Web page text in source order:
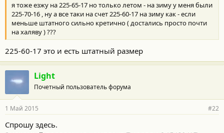
и
:
я тоже езжу на 225-65-17 но только летом - на зиму у меня были
225-70-16 , ну а все таки на счет 225-60-17 на зиму как - если
меньше штатного сильно кретично ( достались просто почти
на халяву ) ???
225-60-17 это и есть штатный размер
Light
Почетный пользователь форума
1 Май 2015 #22
Спрошу здесь.